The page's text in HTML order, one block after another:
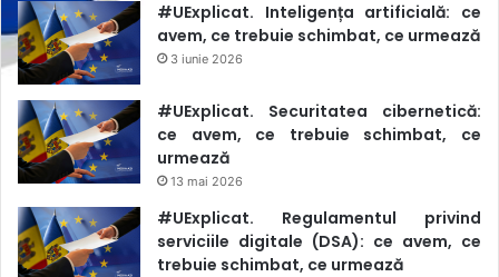
#UExplicat. Inteligența artificială: ce
avem, ce trebuie schimbat, ce urmează
3 iunie 2026
#UExplicat. Securitatea cibernetică:
ce avem, ce trebuie schimbat, ce
urmează
13 mai 2026
#UExplicat. Regulamentul privind
serviciile digitale (DSA): ce avem, ce
trebuie schimbat, ce urmează